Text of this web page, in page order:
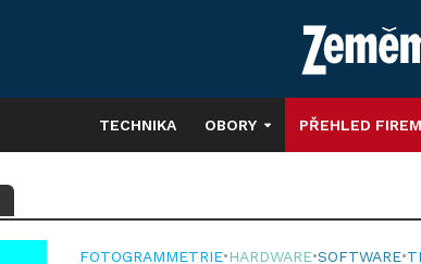
TECHNIKA OBORY PŘEHLED FIREM
FOTOGRAMMETRIE• HARDWARE•SOFTWARE•